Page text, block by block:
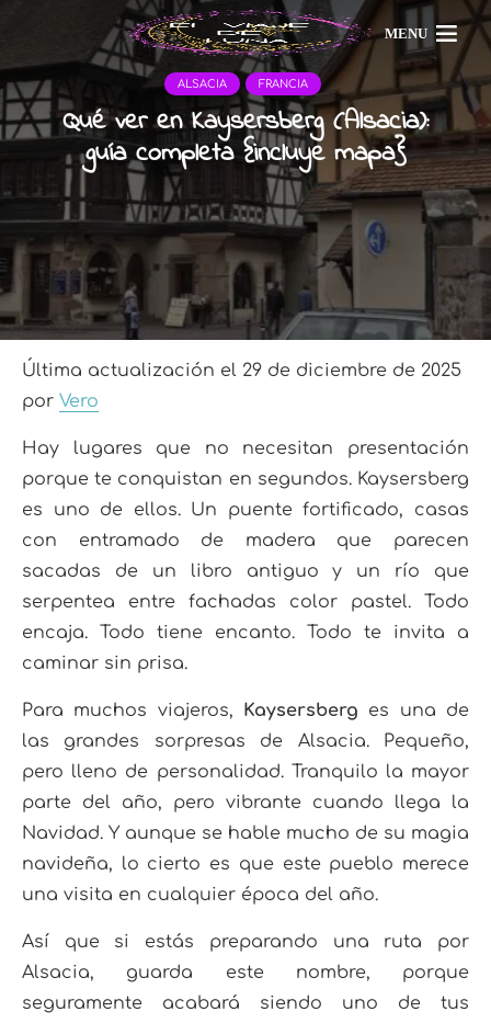
MENU
ALSACIA FRANCIA
Qué ver en Kaysersberg (Alsacia):
guía completa {incluye mapa}
Última actualización el 29 de diciembre de 2025
por Vero
Hay lugares que no necesitan presentación
porque te conquistan en segundos. Kaysersberg
es uno de ellos. Un puente fortificado, casas
con entramado de madera que parecen
sacadas de un libro antiguo y un río que
serpentea entre fachadas color pastel. Todo
encaja. Todo tiene encanto. Todo te invita a
caminar sin prisa.
Para muchos viajeros, Kaysersberg es una de
las grandes sorpresas de Alsacia. Pequeño,
pero lleno de personalidad. Tranquilo la mayor
parte del año, pero vibrante cuando llega la
Navidad. Y aunque se hable mucho de su magia
navideña, lo cierto es que este pueblo merece
una visita en cualquier época del año.
Así que si estás preparando una ruta por
Alsacia, guarda este nombre, porque
seguramente acabará siendo uno de tus